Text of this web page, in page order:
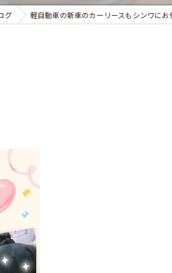
グ 軽自動車の新車のカーリースもシンワに